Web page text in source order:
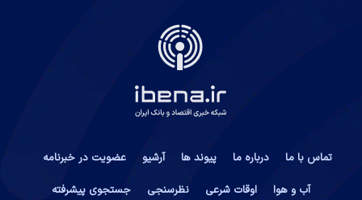
تماس با ما درباره ما پیوند ها آرشیو
عضویت در خبرنامه
آب و هوا
اوقات شرعی نظرسنجی جستجوی پیشرفته